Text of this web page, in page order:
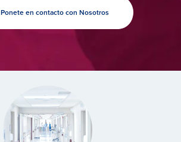
Ponete en contacto con Nosotros